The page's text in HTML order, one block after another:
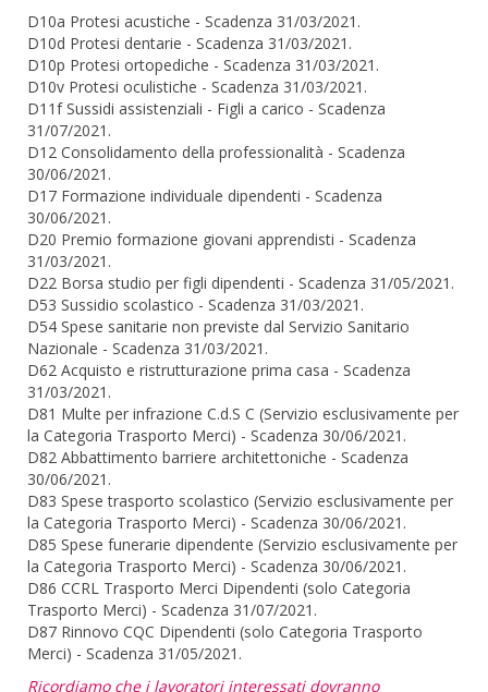
D10a Protesi acustiche - Scadenza 31/03/2021.
D10d Protesi dentarie - Scadenza 31/03/2021.
D10p Protesi ortopediche - Scadenza 31/03/2021.
D10v Protesi oculistiche - Scadenza 31/03/2021.
D11f Sussidi assistenziali - Figli a carico - Scadenza
31/07/2021.
D12 Consolidamento della professionalità - Scadenza
30/06/2021.
D17 Formazione individuale dipendenti - Scadenza
30/06/2021.
D20 Premio formazione giovani apprendisti - Scadenza
31/03/2021.
D22 Borsa studio per figli dipendenti - Scadenza 31/05/2021.
D53 Sussidio scolastico - Scadenza 31/03/2021.
D54 Spese sanitarie non previste dal Servizio Sanitario
Nazionale - Scadenza 31/03/2021.
D62 Acquisto e ristrutturazione prima casa - Scadenza
31/03/2021.
D81 Multe per infrazione C.d.S C (Servizio esclusivamente per
la Categoria Trasporto Merci) - Scadenza 30/06/2021.
D82 Abbattimento barriere architettoniche - Scadenza
30/06/2021.
D83 Spese trasporto scolastico (Servizio esclusivamente per
la Categoria Trasporto Merci) - Scadenza 30/06/2021.
D85 Spese funerarie dipendente (Servizio esclusivamente per
la Categoria Trasporto Merci) - Scadenza 30/06/2021.
D86 CCRL Trasporto Merci Dipendenti (solo Categoria
Trasporto Merci) - Scadenza 31/07/2021.
D87 Rinnovo CQC Dipendenti (solo Categoria Trasporto
Merci) - Scadenza 31/05/2021.
Ricordiamo che i lavoratori interessati dovranno